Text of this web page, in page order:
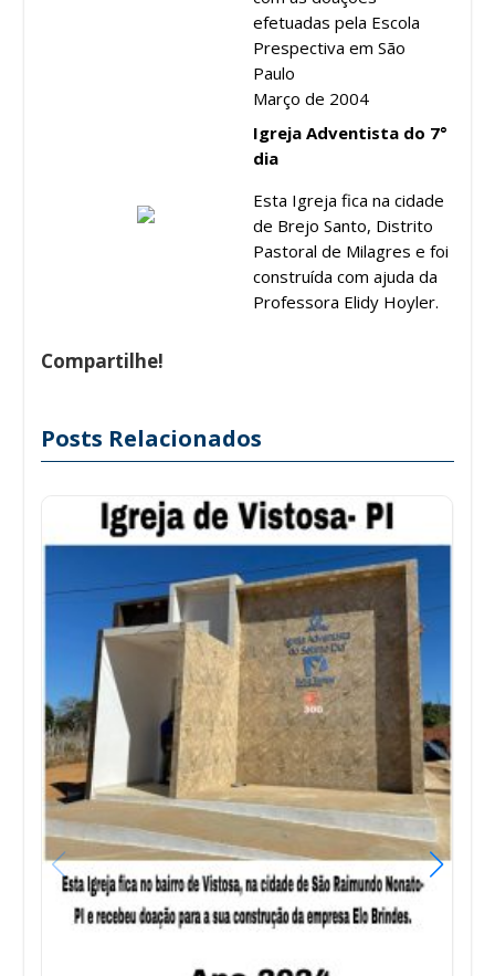
efetuadas pela Escola
Prespectiva em São
Paulo
Março de 2004
Igreja Adventista do 7°
dia
Esta Igreja fica na cidade
de Brejo Santo, Distrito
Pastoral de Milagres e foi
construída com ajuda da
Professora Elidy Hoyler.
Compartilhe!
Posts Relacionados